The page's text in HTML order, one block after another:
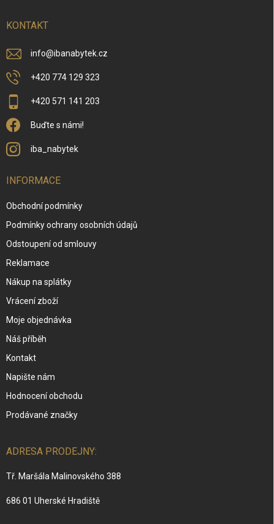
KONTAKT
info@ibanabytek.cz
+420 774 129 323
+420 571 141 203
Buďte s námi!
iba_nabytek
INFORMACE
Obchodní podmínky
Podmínky ochrany osobních údajů
Odstoupení od smlouvy
Reklamace
Nákup na splátky
Vrácení zboží
Moje objednávka
Náš příběh
Kontakt
Napište nám
Hodnocení obchodu
Prodávané značky
ADRESA PRODEJNY:
Tř. Maršála Malinovského 388
686 01 Uherské Hradiště